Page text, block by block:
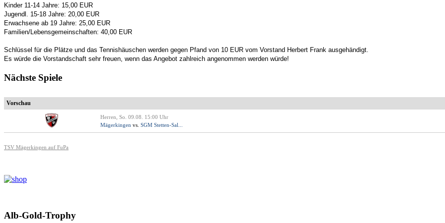
Kinder 11-14 Jahre: 15,00 EUR
Jugendl. 15-18 Jahre: 20,00 EUR
Erwachsene ab 19 Jahre: 25,00 EUR
Familien/Lebensgemeinschaften: 40,00 EUR
Schlüssel für die Plätze und das Tennishäuschen werden gegen Pfand von 10 EUR vom Vorstand Herbert Frank ausgehändigt.
Es würde die Vorstandschaft sehr freuen, wenn das Angebot zahlreich angenommen werden würde!
Nächste Spiele
Vorschau
Herren, So. 09.08. 15:00 Uhr
Mägerkingen vs. SGM Stetten-Sal...
TSV Mägerkingen auf FuPa
Alb-Gold-Trophy